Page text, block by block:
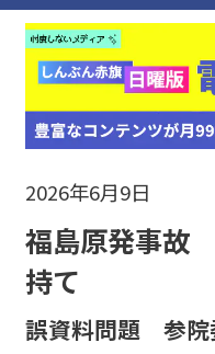
2026年6月9日
福島原発事
持て
誤資料問題 参院